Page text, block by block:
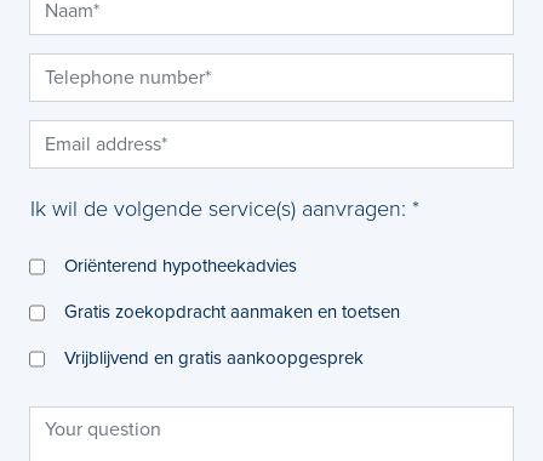
Ik wil de volgende service(s) aanvragen: *
Oriënterend hypotheekadvies
Gratis zoekopdracht aanmaken en toetsen
Vrijblijvend en gratis aankoopgesprek